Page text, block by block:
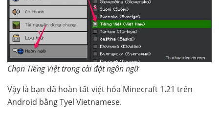
Chọn Tiếng Việt trong cài đặt ngôn ngữ
Vậy là bạn đã hoàn tất việt hóa Minecraft 1.21 trên
Android bằng Tyel Vietnamese.